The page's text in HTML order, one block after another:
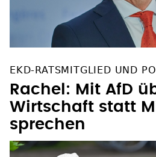
EKD-RATSMITGLIED UND
Rachel: Mit AfD
Wirtschaft statt
sprechen